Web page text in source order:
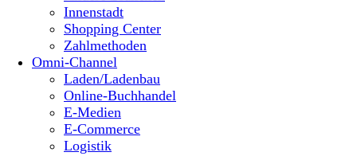
Innenstadt
Shopping Center
Zahlmethoden
Omni-Channel
Laden/Ladenbau
Online-Buchhandel
E-Medien
E-Commerce
Logistik